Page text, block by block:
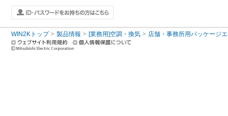
WIN2Kトップ 製品情報 [業務用]空調・換気 店舗・事務所用パッケージ